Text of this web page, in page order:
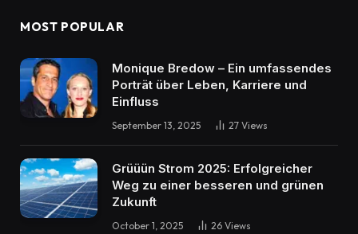
MOST POPULAR
Monique Bredow – Ein umfassendes
Porträt über Leben, Karriere und
Einfluss
September 13, 2025 27 Views
Grüüün Strom 2025: Erfolgreicher
Weg zu einer besseren und grünen
Zukunft
October 1, 2025 26 Views